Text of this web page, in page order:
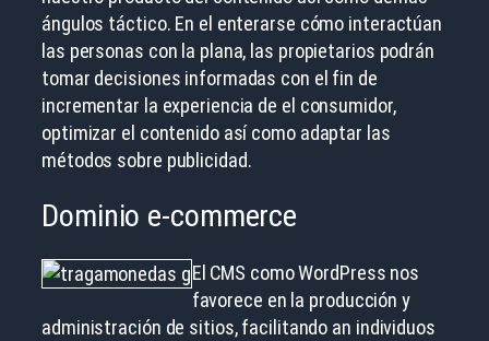
ángulos táctico. En el enterarse cómo interactúan
las personas con la plana, las propietarios podrán
tomar decisiones informadas con el fin de
incrementar la experiencia de el consumidor,
optimizar el contenido así­ como adaptar las
métodos sobre publicidad.
Dominio e-commerce
El CMS como WordPress nos
favorece en la producción y
administración de sitios, facilitando an individuos